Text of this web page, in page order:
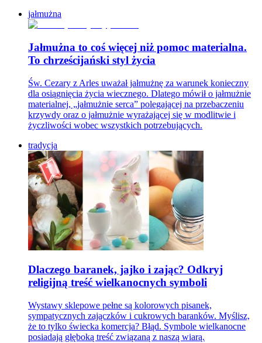
jałmużna
Jałmużna to coś więcej niż pomoc materialna.
To chrześcijański styl życia
Św. Cezary z Arles uważał jałmużnę za warunek konieczny
dla osiągnięcia życia wiecznego. Dlatego mówił o jałmużnie
materialnej, „jałmużnie serca” polegającej na przebaczeniu
krzywdy oraz o jałmużnie wyrażającej się w modlitwie i
życzliwości wobec wszystkich potrzebujących.
tradycja
Dlaczego baranek, jajko i zając? Odkryj
religijną treść wielkanocnych symboli
Wystawy sklepowe pełne są kolorowych pisanek,
sympatycznych zajączków i cukrowych baranków. Myślisz,
że to tylko świecka komercja? Błąd. Symbole wielkanocne
posiadają głęboką treść związaną z naszą wiarą.